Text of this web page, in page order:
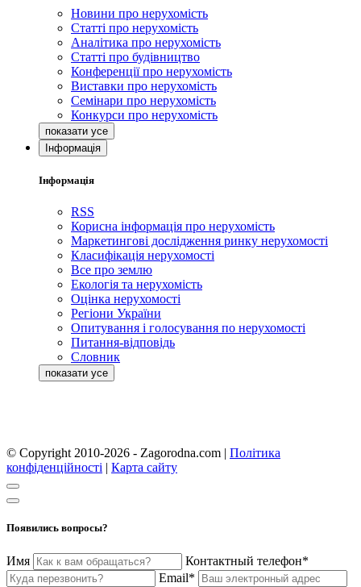
Новини про нерухомість
Статті про нерухомість
Аналітика про нерухомість
Статті про будівництво
Конференції про нерухомість
Виставки про нерухомість
Семінари про нерухомість
Конкурси про нерухомість
Інформація
Інформація
RSS
Корисна інформація про нерухомість
Маркетингові дослідження ринку нерухомості
Класифікація нерухомості
Все про землю
Екологія та нерухомість
Оцінка нерухомості
Регіони України
Опитування і голосування по нерухомості
Питання-відповідь
Словник
© Copyright 2010-2026 - Zagorodna.com | Політика
конфіденційності | Карта сайту
Появились вопросы?
Имя
Контактный телефон*
Email*